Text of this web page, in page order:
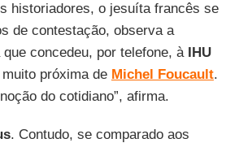
historiadores, o jesuíta francês se
de contestação, observa a
concedeu, por telefone, à IHU
próxima de Michel Foucault.
do cotidiano”, afirma.
. Contudo, se comparado aos